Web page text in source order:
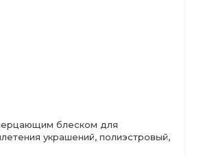
блеском для
украшений, полиэстровый,